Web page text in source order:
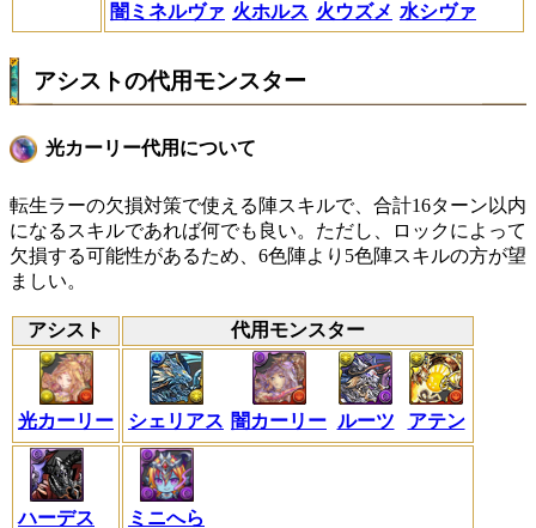
闇ミネルヴァ 火ホルス 火ウズメ 水シヴァ
アシストの代用モンスター
光カーリー代用について
転生ラーの欠損対策で使える陣スキルで、合計16ターン以内
になるスキルであれば何でも良い。ただし、ロックによって
欠損する可能性があるため、6色陣より5色陣スキルの方が望
ましい。
アシスト 代用モンスター
光カーリー シェリアス 闇カーリー ルーツ アテン
ハーデス ミニへら